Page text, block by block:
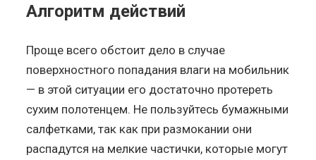
Алгоритм действий
Проще всего обстоит дело в случае
поверхностного попадания влаги на мобильник
— в этой ситуации его достаточно протереть
сухим полотенцем. Не пользуйтесь бумажными
салфетками, так как при размокании они
распадутся на мелкие частички, которые могут